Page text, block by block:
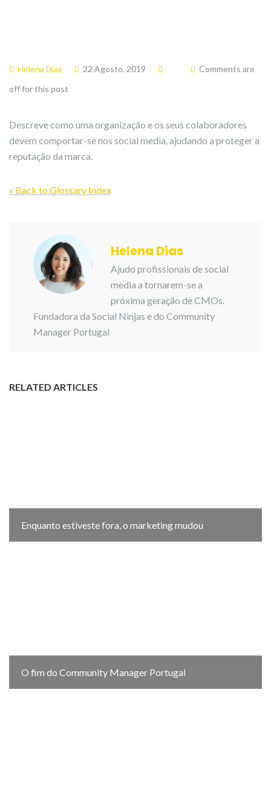
Helena Dias 22 Agosto, 2019
Comments are
off for this post
Descreve como uma organização e os seus colaboradores
devem comportar-se nos social media, ajudando a proteger a
reputação da marca.
« Back to Glossary Index
Helena Dias
Ajudo profissionais de social
media a tornarem-se a
próxima geração de CMOs.
Fundadora da Social Ninjas e do Community
Manager Portugal
RELATED ARTICLES
Enquanto estiveste fora, o marketing mudou
O fim do Community Manager Portugal